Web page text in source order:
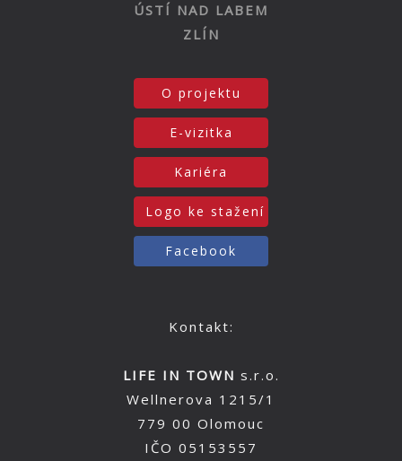
ÚSTÍ NAD LABEM
ZLÍN
O projektu
E-vizitka
Kariéra
Logo ke stažení
Facebook
Kontakt:
LIFE IN TOWN s.r.o.
Wellnerova 1215/1
779 00 Olomouc
IČO 05153557